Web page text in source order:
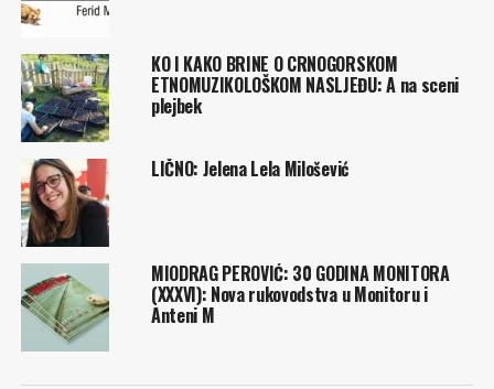
KO I KAKO BRINE O CRNOGORSKOM
ETNOMUZIKOLOŠKOM NASLJEĐU: A na sceni
plejbek
LIČNO: Jelena Lela Milošević
MIODRAG PEROVIĆ: 30 GODINA MONITORA
(XXXVI): Nova rukovodstva u Monitoru i
Anteni M